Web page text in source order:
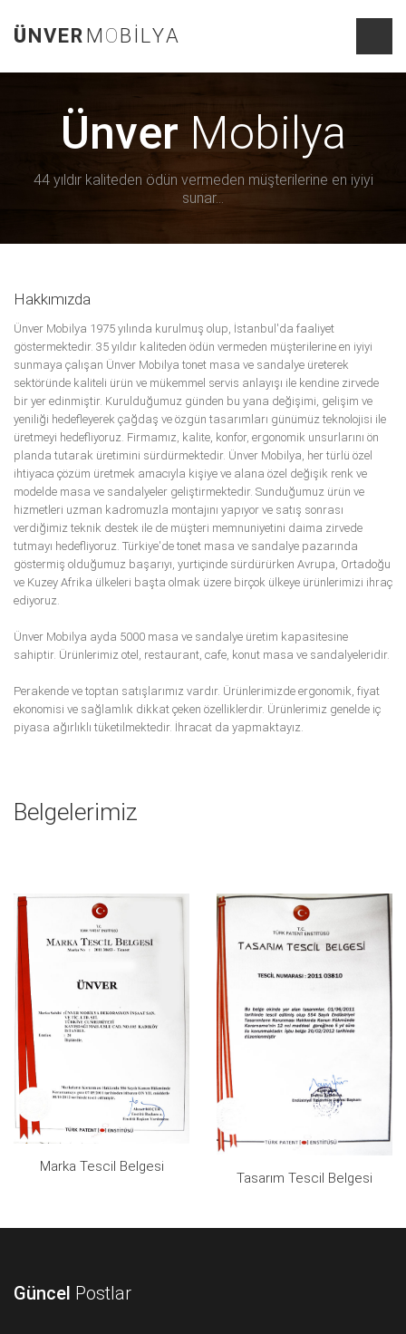
ÜNVER M OB İ LYA
Ünver Mobilya
44 yıldır kaliteden ödün vermeden müşterilerine en iyiyi
sunar...
Hakkımızda
Ünver Mobilya 1975 yılında kurulmuş olup, İstanbul'da faaliyet
göstermektedir. 35 yıldır kaliteden ödün vermeden müşterilerine en iyiyi
sunmaya çalışan Ünver Mobilya tonet masa ve sandalye üreterek
sektöründe kaliteli ürün ve mükemmel servis anlayışı ile kendine zirvede
bir yer edinmiştir. Kurulduğumuz günden bu yana değişimi, gelişim ve
yeniliği hedefleyerek çağdaş ve özgün tasarımları günümüz teknolojisi ile
üretmeyi hedefliyoruz. Firmamız, kalite, konfor, ergonomik unsurlarını ön
planda tutarak üretimini sürdürmektedir. Ünver Mobilya, her türlü özel
ihtiyaca çözüm üretmek amacıyla kişiye ve alana özel değişik renk ve
modelde masa ve sandalyeler geliştirmektedir. Sunduğumuz ürün ve
hizmetleri uzman kadromuzla montajını yapıyor ve satış sonrası
verdiğimiz teknik destek ile de müşteri memnuniyetini daima zirvede
tutmayı hedefliyoruz. Türkiye'de tonet masa ve sandalye pazarında
göstermiş olduğumuz başarıyı, yurtiçinde sürdürürken Avrupa, Ortadoğu
ve Kuzey Afrika ülkeleri başta olmak üzere birçok ülkeye ürünlerimizi ihraç
ediyoruz.
Ünver Mobilya ayda 5000 masa ve sandalye üretim kapasitesine
sahiptir. Ürünlerimiz otel, restaurant, cafe, konut masa ve sandalyeleridir.
Perakende ve toptan satışlarımız vardır. Ürünlerimizde ergonomik, fiyat
ekonomisi ve sağlamlık dikkat çeken özelliklerdir. Ürünlerimiz genelde iç
piyasa ağırlıklı tüketilmektedir. İhracat da yapmaktayız.
Belgelerimiz
Marka Tescil Belgesi
Tasarım Tescil Belgesi
Güncel Postlar